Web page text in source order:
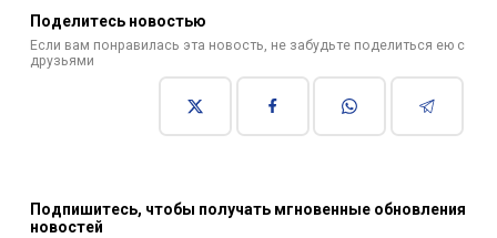
Поделитесь новостью
Если вам понравилась эта новость, не забудьте поделиться ею с
друзьями
Подпишитесь, чтобы получать мгновенные обновления
новостей